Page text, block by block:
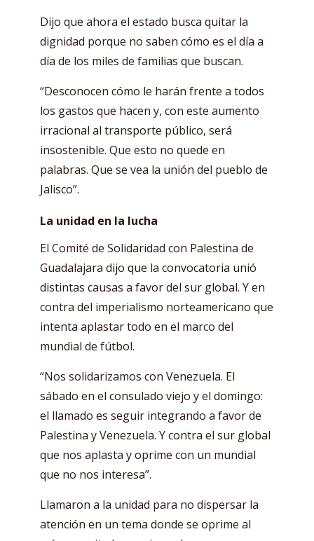
Dijo que ahora el estado busca quitar la
dignidad porque no saben cómo es el día a
día de los miles de familias que buscan.
“Desconocen cómo le harán frente a todos
los gastos que hacen y, con este aumento
irracional al transporte público, será
insostenible. Que esto no quede en
palabras. Que se vea la unión del pueblo de
Jalisco”.
La unidad en la lucha
El Comité de Solidaridad con Palestina de
Guadalajara dijo que la convocatoria unió
distintas causas a favor del sur global. Y en
contra del imperialismo norteamericano que
intenta aplastar todo en el marco del
mundial de fútbol.
“Nos solidarizamos con Venezuela. El
sábado en el consulado viejo y el domingo:
el llamado es seguir integrando a favor de
Palestina y Venezuela. Y contra el sur global
que nos aplasta y oprime con un mundial
que no nos interesa”.
Llamaron a la unidad para no dispersar la
atención en un tema donde se oprime al